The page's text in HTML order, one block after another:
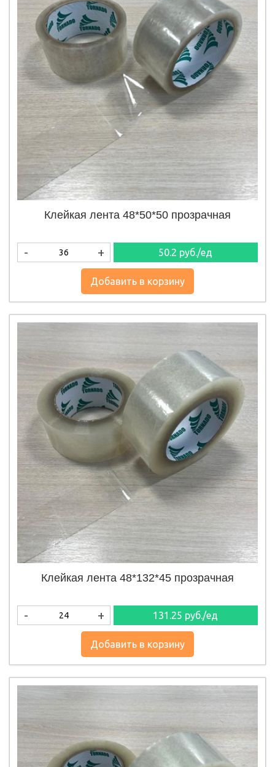
Клейкая лента 48*50*50 прозрачная
- + 50.2 руб./ед
Добавить в корзину
Клейкая лента 48*132*45 прозрачная
- + 131.25 руб./ед
Добавить в корзину